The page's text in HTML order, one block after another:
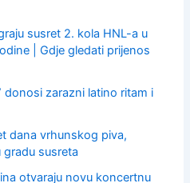
susret 2. kola HNL-a u
| Gdje gledati prijenos
donosi zarazni latino ritam i
dana vrhunskog piva,
susreta
otvaraju novu koncertnu